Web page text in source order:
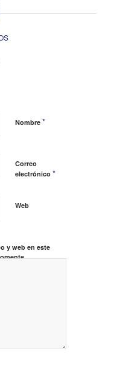
Nombre *
Correo
electrónico *
Web
y web en este